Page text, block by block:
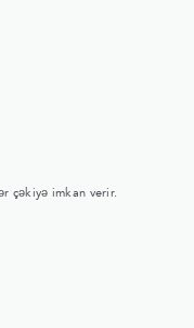
çəkiyə imkan verir.